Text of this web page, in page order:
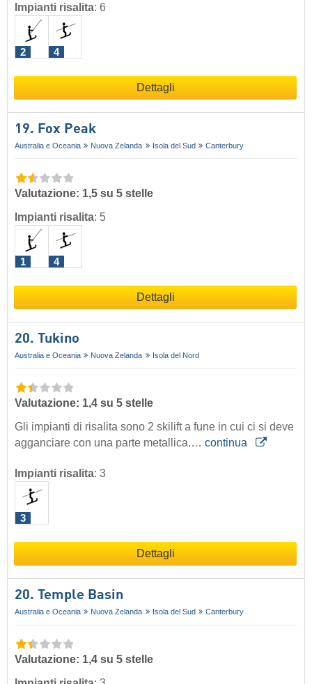
Impianti risalita: 6
2 4
Dettagli
19. Fox Peak
Australia e Oceania Nuova Zelanda Isola del Sud Canterbury
Valutazione: 1,5 su 5 stelle
Impianti risalita: 5
1 4
Dettagli
20. Tukino
Australia e Oceania Nuova Zelanda Isola del Nord
Valutazione: 1,4 su 5 stelle
Gli impianti di risalita sono 2 skilift a fune in cui ci si deve
agganciare con una parte metallica.… continua
Impianti risalita: 3
3
Dettagli
20. Temple Basin
Australia e Oceania Nuova Zelanda Isola del Sud Canterbury
Valutazione: 1,4 su 5 stelle